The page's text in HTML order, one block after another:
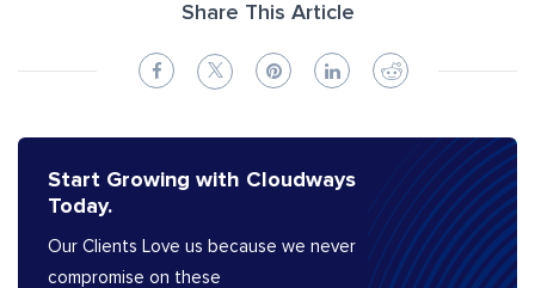
Share This Article
Start Growing with Cloudways
Today.
Our Clients Love us because we never
compromise on these